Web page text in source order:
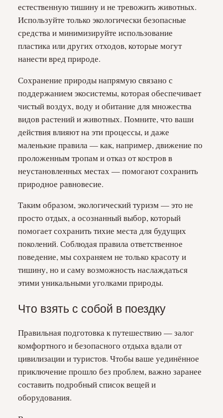
естественную тишину и не тревожить животных.
Используйте только экологически безопасные
средства и минимизируйте использование
пластика или других отходов, которые могут
нанести вред природе.
Сохранение природы напрямую связано с
поддержанием экосистемы, которая обеспечивает
чистый воздух, воду и обитание для множества
видов растений и животных. Помните, что ваши
действия влияют на эти процессы, и даже
маленькие правила — как, например, движение по
проложенным тропам и отказ от костров в
неустановленных местах — помогают сохранить
природное равновесие.
Таким образом, экологический туризм — это не
просто отдых, а осознанный выбор, который
помогает сохранить тихие места для будущих
поколений. Соблюдая правила ответственное
поведение, мы сохраняем не только красоту и
тишину, но и саму возможность наслаждаться
этими уникальными уголками природы.
Что взять с собой в поездку
Правильная подготовка к путешествию — залог
комфортного и безопасного отдыха вдали от
цивилизации и туристов. Чтобы ваше уединённое
приключение прошло без проблем, важно заранее
составить подробный список вещей и
оборудования.